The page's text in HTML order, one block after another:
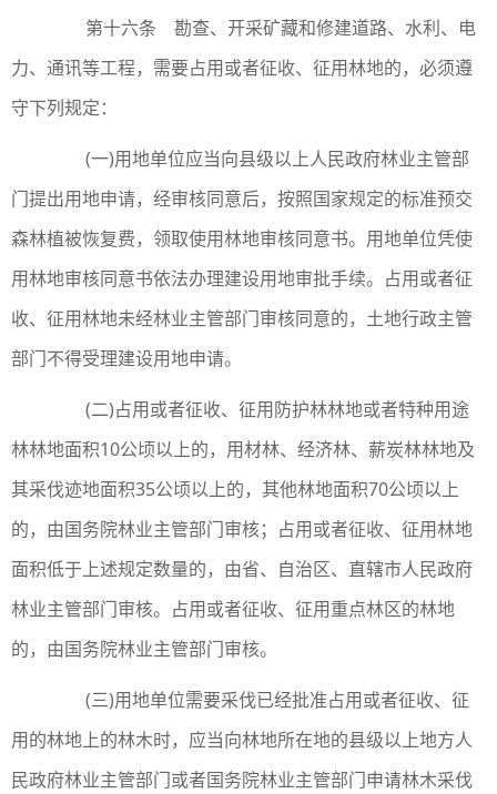
第十六条 勘查、开采矿藏和修建道路、水利、电
力、通讯等工程，需要占用或者征收、征用林地的，必须遵
守下列规定：
(一)用地单位应当向县级以上人民政府林业主管部
门提出用地申请，经审核同意后，按照国家规定的标准预交
森林植被恢复费，领取使用林地审核同意书。用地单位凭使
用林地审核同意书依法办理建设用地审批手续。占用或者征
收、征用林地未经林业主管部门审核同意的，土地行政主管
部门不得受理建设用地申请。
(二)占用或者征收、征用防护林林地或者特种用途
林林地面积10公顷以上的，用材林、经济林、薪炭林林地及
其采伐迹地面积35公顷以上的，其他林地面积70公顷以上
的，由国务院林业主管部门审核；占用或者征收、征用林地
面积低于上述规定数量的，由省、自治区、直辖市人民政府
林业主管部门审核。占用或者征收、征用重点林区的林地
的，由国务院林业主管部门审核。
(三)用地单位需要采伐已经批准占用或者征收、征
用的林地上的林木时，应当向林地所在地的县级以上地方人
民政府林业主管部门或者国务院林业主管部门申请林木采伐